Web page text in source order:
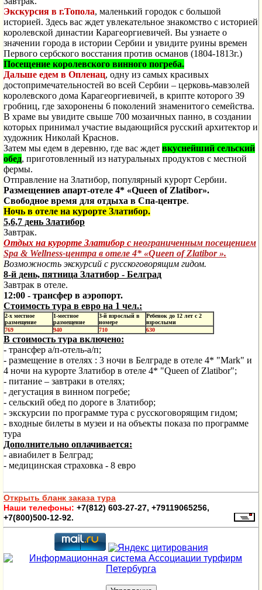
Экскурсия в г.Топола, маленький городок с большой
историей. Здесь вас ждет увлекательное знакомство с историей
королевской династии Карагеоргиевичей. Вы узнаете о
значении города в истории Сербии и увидите руины времен
Первого сербского восстания против османов (1804-1813г.)
Посещение королевского винного погреба.
Дальше едем в Опленац, одну из самых красивых
достопримечательностей во всей Сербии – церковь-мавзолей
королевского дома Карагеоргиевичей, в крипте которого 39
гробниц, где захоронены 6 поколений знаменитого семейства.
В храме вы увидите свыше 700 мозаичных панно, в создании
которых принимал участие выдающийся русский архитектор и
художник Николай Краснов.
Затем мы едем в деревню, где вас ждет вкуснейший сельский
обед, приготовленный из натуральных продуктов с местной
фермы.
Отправление на Златибор, популярный курорт Сербии.
Размещениев апарт-отеле 4* «Queen of Zlatibor».
Свободное время для отдыха в Спа-центре.
Ночь в отеле на курорте Златибор.
5,6,7 день Златибор
Завтрак.
Отдых на курорте Златибор с неограниченным посещением
Spa & Wellness-центра в отеле 4* «Queen of Zlatibor ».
Возможность экскурсий с русскоговорящим гидом.
8-й день, пятница Златибор - Белград
Завтрак в отеле.
12:00 - трансфер в аэропорт.
Стоимость тура в евро на 1 чел.:
2-х местное
размещение
1-местное
размещение
3-й взрослый в
номере
Ребенок до 12 лет с 2
взрослыми
769
940 710 630
В стоимость тура включено:
- трансфер а/п-отель-а/п;
- размещение в отелях : 3 ночи в Белграде в отеле 4* "Mark" и
4 ночи на курорте Златибор в отеле 4* "Queen of Zlatibor";
- питание – завтраки в отелях;
- дегустация в винном погребе;
- сельский обед по дороге в Златибор;
- экскурсии по программе тура с русскоговорящим гидом;
- входные билеты в музеи и на объекты показа по программе
тура
Дополнительно оплачивается:
- авиабилет в Белград;
- медицинская страховка - 8 евро
Открыть бланк заказа тура
Наши телефоны: +7(812) 603-27-27, +79119065256,
+7(800)500-12-92.